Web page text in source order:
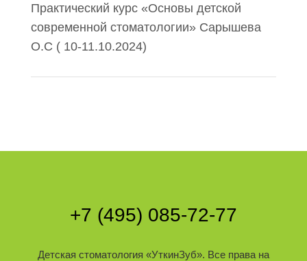
Практический курс «Основы детской
современной стоматологии» Сарышева
О.С ( 10-11.10.2024)
+7 (495) 085-72-77
Детская стоматология «УткинЗуб». Все права на